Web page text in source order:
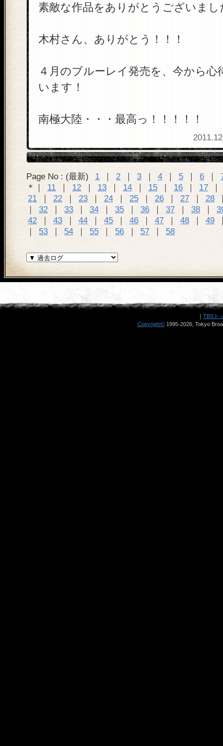
素敵な作品をありがとうございまし
木村さん、ありがとう！！！
４月のブルーレイ発売を、今から心
います！
南極大陸・・・最高っ！！！！！
Page No : (最新) 1 ｜ 2 ｜ 3 ｜ 4 ｜ 5 ｜ 6 ｜
＊｜
11 ｜ 12 ｜ 13 ｜ 14 ｜ 15 ｜ 16 ｜ 17
｜
21
｜ 22 ｜ 23 ｜ 24 ｜ 25 ｜ 26 ｜ 27 ｜ 28
｜
32 ｜ 33 ｜ 34 ｜ 35 ｜ 36 ｜ 37 ｜ 38 ｜
42
｜ 43 ｜ 44 ｜ 45 ｜ 46 ｜ 47 ｜ 48 ｜ 49
｜
53 ｜ 54 ｜ 55 ｜ 56 ｜ 57 ｜ 58
｜ TBSト
Copyright© 1995-2026, Tokyo